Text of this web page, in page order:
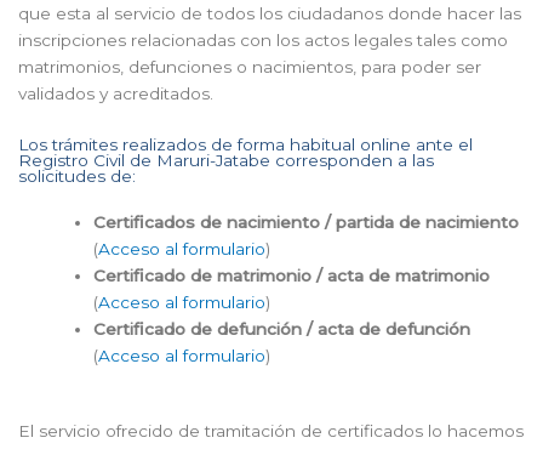
que esta al servicio de todos los ciudadanos donde hacer las
inscripciones relacionadas con los actos legales tales como
matrimonios, defunciones o nacimientos, para poder ser
validados y acreditados.
Los trámites realizados de forma habitual online ante el
Registro Civil de Maruri-Jatabe corresponden a las
solicitudes de:
Certificados de nacimiento / partida de nacimiento
(Acceso al formulario)
Certificado de matrimonio / acta de matrimonio
(Acceso al formulario)
Certificado de defunción / acta de defunción
(Acceso al formulario)
El servicio ofrecido de tramitación de certificados lo hacemos